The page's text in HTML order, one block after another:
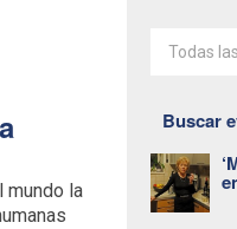
mundo la
Todas
Buscar